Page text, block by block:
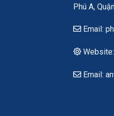
Phú A,
Email:
Email: